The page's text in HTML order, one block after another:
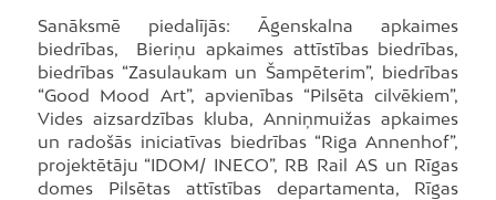
Sanāksmē piedalījās: Āgenskalna apkaimes
biedrības, Bieriņu apkaimes attīstības biedrības,
biedrības “Zasulaukam un Šampēterim”, biedrības
“Good Mood Art”, apvienības “Pilsēta cilvēkiem”,
Vides aizsardzības kluba, Anniņmuižas apkaimes
un radošās iniciatīvas biedrības “Riga Annenhof”,
projektētāju “IDOM/ INECO”, RB Rail AS un Rīgas
domes Pilsētas attīstības departamenta, Rīgas